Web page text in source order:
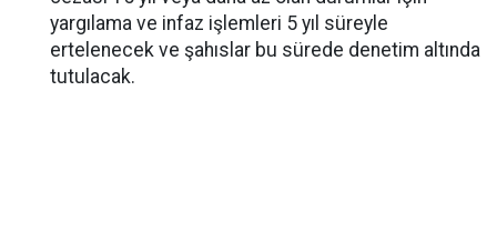
yargılama ve infaz işlemleri 5 yıl süreyle
ertelenecek ve şahıslar bu sürede denetim altında
tutulacak.